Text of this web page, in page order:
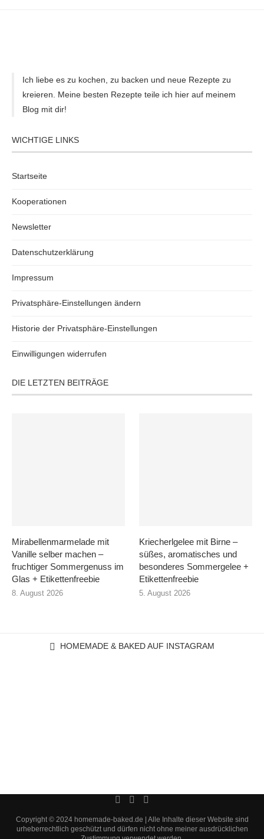
Ich liebe es zu kochen, zu backen und neue Rezepte zu
kreieren. Meine besten Rezepte teile ich hier auf meinem
Blog mit dir!
WICHTIGE LINKS
Startseite
Kooperationen
Newsletter
Datenschutzerklärung
Impressum
Privatsphäre-Einstellungen ändern
Historie der Privatsphäre-Einstellungen
Einwilligungen widerrufen
DIE LETZTEN BEITRÄGE
Mirabellenmarmelade mit
Vanille selber machen –
fruchtiger Sommergenuss im
Glas + Etikettenfreebie
8. August 2026
Kriecherlgelee mit Birne –
süßes, aromatisches und
besonderes Sommergelee +
Etikettenfreebie
5. August 2026
HOMEMADE & BAKED AUF INSTAGRAM
Copyright © 2024 homemade-baked.de | Alle Inhalte dieser Website sind
urheberrechtlich geschützt und dürfen nicht ohne meiner ausdrücklichen